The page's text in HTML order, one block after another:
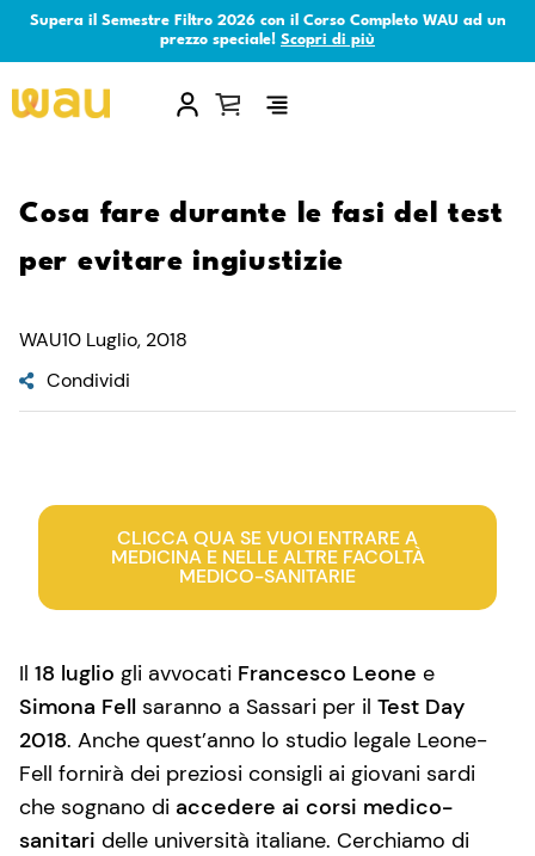
Supera il Semestre Filtro 2026 con il Corso Completo WAU ad un
prezzo speciale! Scopri di più
×
Cosa fare durante le fasi del test
per evitare ingiustizie
WAU10 Luglio, 2018
Condividi
CLICCA QUA SE VUOI ENTRARE A
MEDICINA E NELLE ALTRE FACOLTÀ
MEDICO-SANITARIE
Il 18 luglio gli avvocati Francesco Leone e
Simona Fell saranno a Sassari per il Test Day
2018. Anche quest’anno lo studio legale Leone-
Fell fornirà dei preziosi consigli ai giovani sardi
che sognano di accedere ai corsi medico-
sanitari delle università italiane. Cerchiamo di